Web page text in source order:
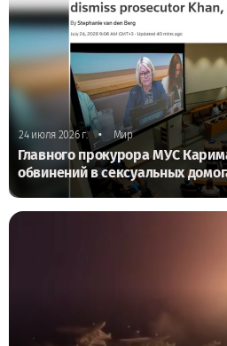
24 июля 2026 г. • Мир
Главного прокурора МУС
обвинений в сексуальных